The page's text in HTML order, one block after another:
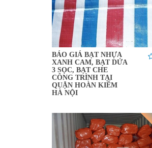
BÁO GIÁ BẠT NHỰA
XANH CAM, BẠT DỨA
3 SỌC, BẠT CHE
CÔNG TRÌNH TẠI
QUẬN HOÀN KIẾM
HÀ NỘI